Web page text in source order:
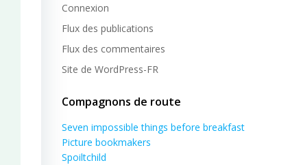
Connexion
Flux des publications
Flux des commentaires
Site de WordPress-FR
Compagnons de route
Seven impossible things before breakfast
Picture bookmakers
Spoiltchild